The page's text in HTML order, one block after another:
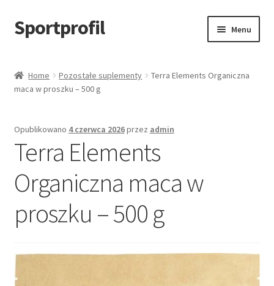
Przejdź
do
Przejdź
do
Sportprofil Menu
Blog
Koszyk
Home Pozostałe suplementy
Terra Elements Organiczna
maca w proszku – 500 g
Opublikowano 4 czerwca 2026przez admin
Terra Elements
Organiczna maca w
proszku – 500 g